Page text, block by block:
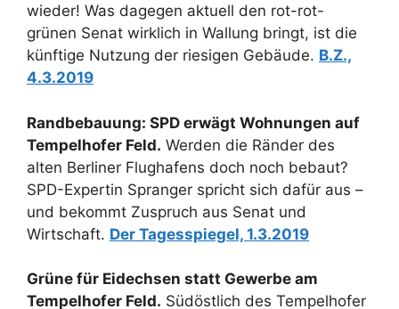
wieder! Was dagegen aktuell den rot-rot-
grünen Senat wirklich in Wallung bringt, ist die
künftige Nutzung der riesigen Gebäude. B.Z.,
4.3.2019
Randbebauung: SPD erwägt Wohnungen auf
Tempelhofer Feld. Werden die Ränder des
alten Berliner Flughafens doch noch bebaut?
SPD-Expertin Spranger spricht sich dafür aus –
und bekommt Zuspruch aus Senat und
Wirtschaft. Der Tagesspiegel, 1.3.2019
Grüne für Eidechsen statt Gewerbe am
Tempelhofer Feld. Südöstlich des Tempelhofer